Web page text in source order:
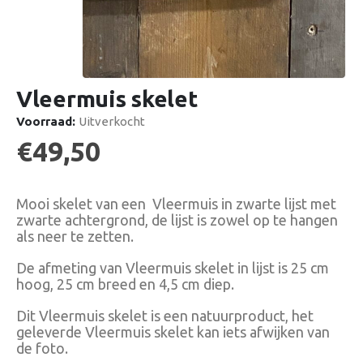
Vleermuis skelet
Voorraad: Uitverkocht
€49,50
Mooi skelet van een Vleermuis in zwarte lijst met
zwarte achtergrond, de lijst is zowel op te hangen
als neer te zetten.
De afmeting van Vleermuis skelet in lijst is 25 cm
hoog, 25 cm breed en 4,5 cm diep.
Dit Vleermuis skelet is een natuurproduct, het
geleverde Vleermuis skelet kan iets afwijken van
de foto.